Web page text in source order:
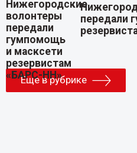
передали
Еще в рубрике